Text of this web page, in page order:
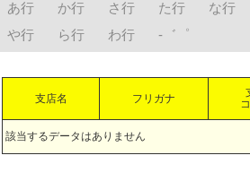
あ行 か行 さ行 た行 な行
や行
ら行 わ行 -゛゜
支店名 フリガナ
該当するデータはありません